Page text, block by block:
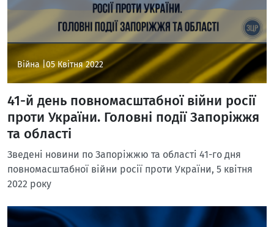
Війна |05 Квітня 2022
41-й день повномасштабної війни росії
проти України. Головні події Запоріжжя
та області
Зведені новини по Запоріжжю та області 41-го дня
повномасштабної війни росії проти України, 5 квітня
2022 року